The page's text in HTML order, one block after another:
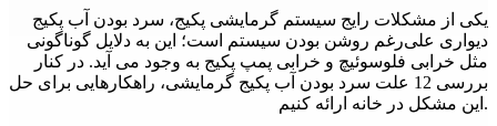
یکی از مشکلات رایج سیستم گرمایشی پکیج، سرد بودن آب پکیج
دیواری علی‌رغم روشن بودن سیستم است؛ این به دلایل گوناگونی
مثل خرابی فلوسوئیچ و خرابی پمپ پکیج به وجود می آید. در کنار
بررسی 12 علت سرد بودن آب پکیج گرمایشی، راهکارهایی برای حل
این مشکل در خانه ارائه کنیم.